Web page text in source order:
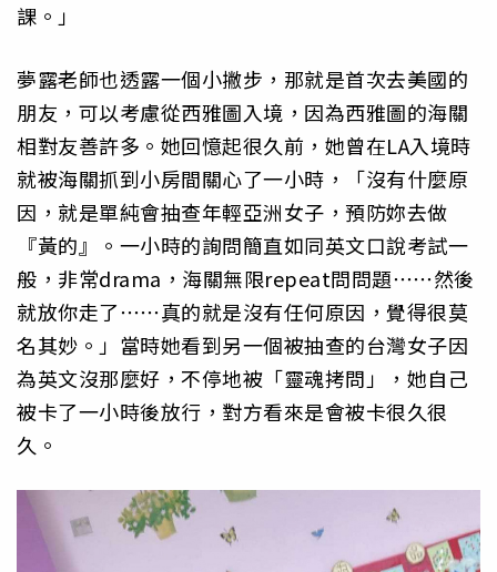
課。」
夢露老師也透露一個小撇步，那就是首次去美國的
朋友，可以考慮從西雅圖入境，因為西雅圖的海關
相對友善許多。她回憶起很久前，她曾在LA入境時
就被海關抓到小房間關心了一小時，「沒有什麼原
因，就是單純會抽查年輕亞洲女子，預防妳去做
『黃的』。一小時的詢問簡直如同英文口說考試一
般，非常drama，海關無限repeat問問題⋯⋯然後
就放你走了⋯⋯真的就是沒有任何原因，覺得很莫
名其妙。」當時她看到另一個被抽查的台灣女子因
為英文沒那麼好，不停地被「靈魂拷問」，她自己
被卡了一小時後放行，對方看來是會被卡很久很
久。